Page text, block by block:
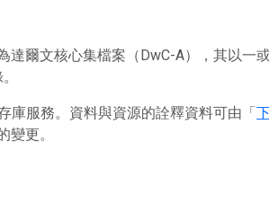
達爾文核心集檔案（DwC-A），其以一
庫服務。資料與資源的詮釋資料可由「
變更。